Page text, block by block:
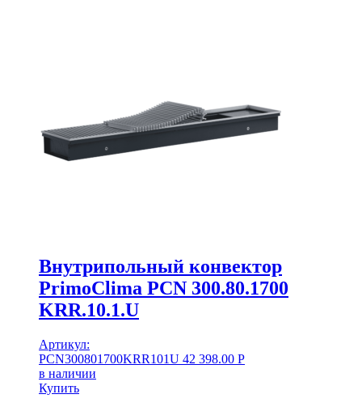
Внутрипольный конвектор
PrimoClima PCN 300.80.1700
KRR.10.1.U
Артикул:
PCN300801700KRR101U 42 398.00 Р
в наличии
Купить